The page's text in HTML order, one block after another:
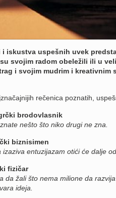
i iskustva uspešnih uvek
svojim radom obeležili ili u
i svojim mudrim i kreativnim
rečenica poznatih,
brodovlasnik
nešto što niko drugi ne zna.
biznisimen
entuzijazam otići će dalje
fizičar
da žali što nema milione da
ideja.